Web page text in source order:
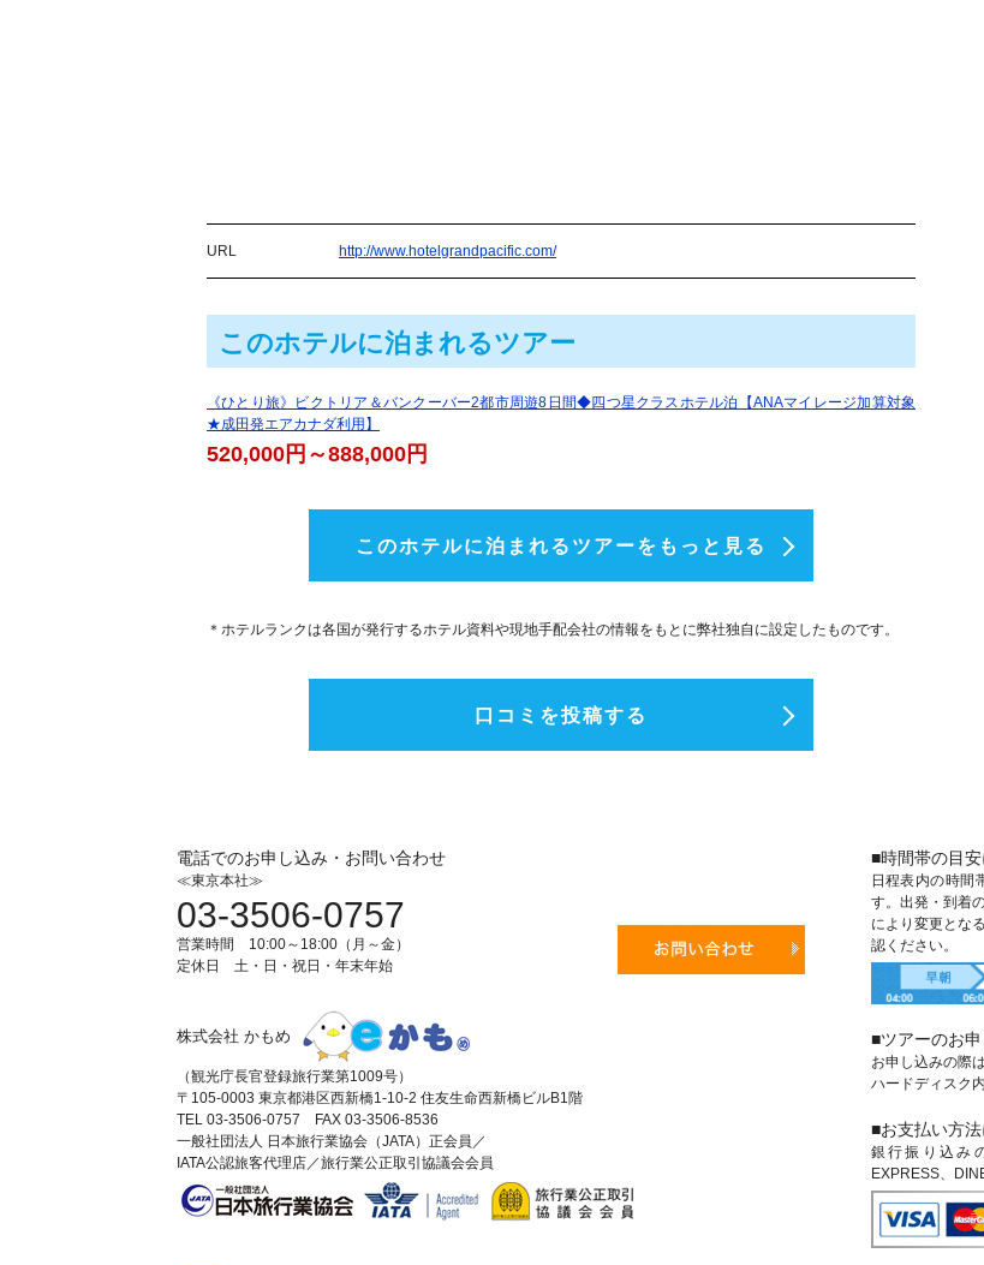
URL http://www.hotelgrandpacific.com/
このホテルに泊まれるツアー
《ひとり旅》ビクトリア＆バンクーバー2都市周遊8日間◆四つ星クラスホテル泊【ANAマイレージ加算対象
★成田発エアカナダ利用】
520,000円～888,000円
このホテルに泊まれるツアーをもっと見る
＊ホテルランクは各国が発行するホテル資料や現地手配会社の情報をもとに弊社独自に設定したものです。
口コミを投稿する
電話でのお申し込み・お問い合わせ
≪東京本社≫
03-3506-0757
営業時間 10:00～18:00（月～金）
定休日 土・日・祝日・年末年始
株式会社 かもめ
（観光庁長官登録旅行業第1009号）
〒105-0003 東京都港区西新橋1-10-2 住友生命西新橋ビルB1階
TEL 03-3506-0757 FAX 03-3506-8536
一般社団法人 日本旅行業協会（JATA）正会員／
IATA公認旅客代理店／旅行業公正取引協議会会員
■時間帯の目
日程表内の時間
す。出発・到着
により変更とな
認ください。
■ツアーのお
お申し込みの際
ハードディスク
■お支払い方
銀行振り込み
EXPRESS、